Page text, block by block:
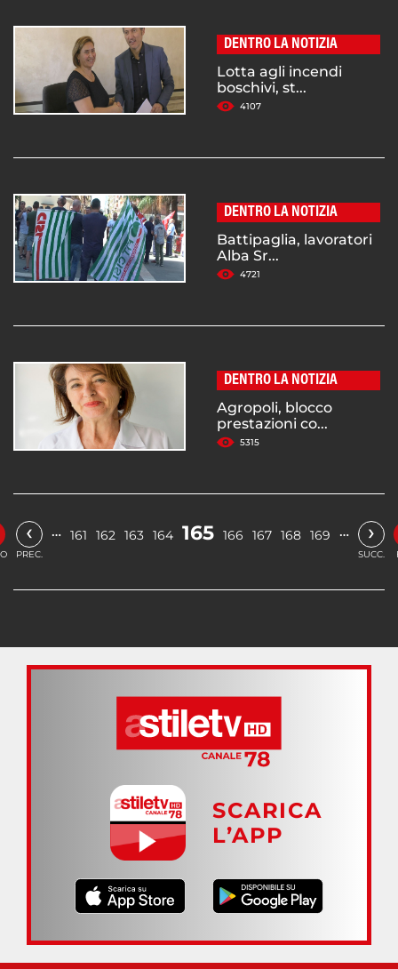
DENTRO LA NOTIZIA
Lotta agli incendi
boschivi, st...
4107
DENTRO LA NOTIZIA
Battipaglia, lavoratori
Alba Sr...
4721
DENTRO LA NOTIZIA
Agropoli, blocco
prestazioni co...
5315
‹
PREC.
… 161 162 163 164 165 166 167 168 169 … ›
SUCC.
SCARICA
L’APP